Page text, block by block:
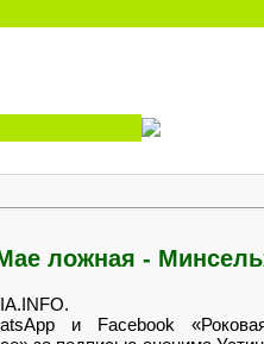
ложная -
и Facebook